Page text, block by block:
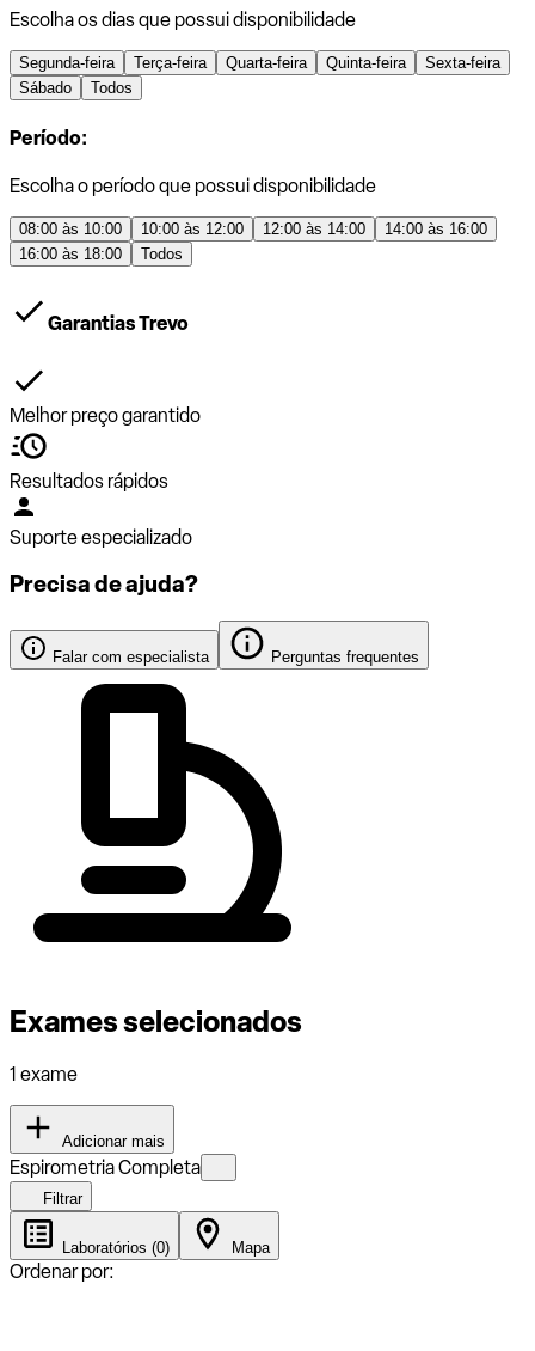
Escolha os dias que possui disponibilidade
Segunda-feira Terça-feira Quarta-feira Quinta-feira
Sexta-feira
Sábado
Todos
Período:
Escolha o período que possui disponibilidade
08:00 às 10:00 10:00 às 12:00 12:00 às 14:00
14:00 às 16:00
16:00 às 18:00
Todos
Garantias Trevo
Melhor preço garantido
Resultados rápidos
Suporte especializado
Precisa de ajuda?
Falar com especialista Perguntas frequentes
Exames selecionados
1 exame
Adicionar mais
Espirometria Completa
Filtrar
Laboratórios (0) Mapa
Ordenar por: